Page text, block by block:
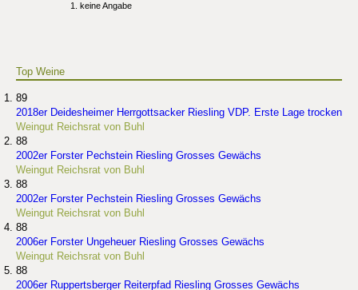
keine Angabe
Top Weine
89
2018er Deidesheimer Herrgottsacker Riesling VDP. Erste Lage trocken
Weingut Reichsrat von Buhl
88
2002er Forster Pechstein Riesling Grosses Gewächs
Weingut Reichsrat von Buhl
88
2002er Forster Pechstein Riesling Grosses Gewächs
Weingut Reichsrat von Buhl
88
2006er Forster Ungeheuer Riesling Grosses Gewächs
Weingut Reichsrat von Buhl
88
2006er Ruppertsberger Reiterpfad Riesling Grosses Gewächs